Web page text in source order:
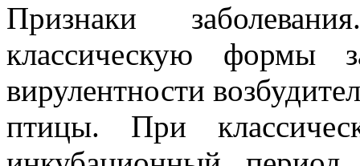
Признаки
классическую формы
вирулентности
птицы. При